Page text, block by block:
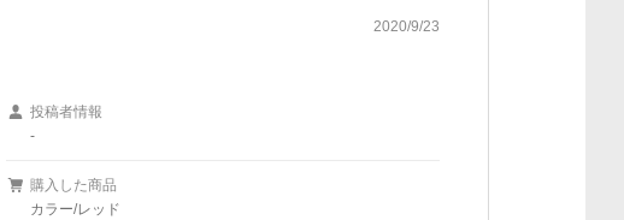
2020/9/23
投稿者情報
-
購入した商品
カラー/レッド